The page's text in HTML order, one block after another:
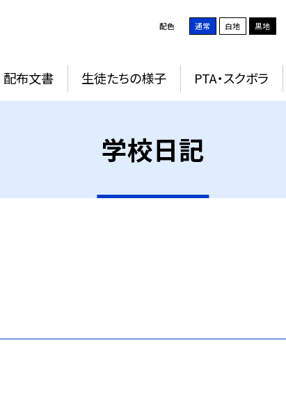
配色 通常 白地 黒地
配布文書 生徒たちの様子 PTA・スクボラ
学校日記